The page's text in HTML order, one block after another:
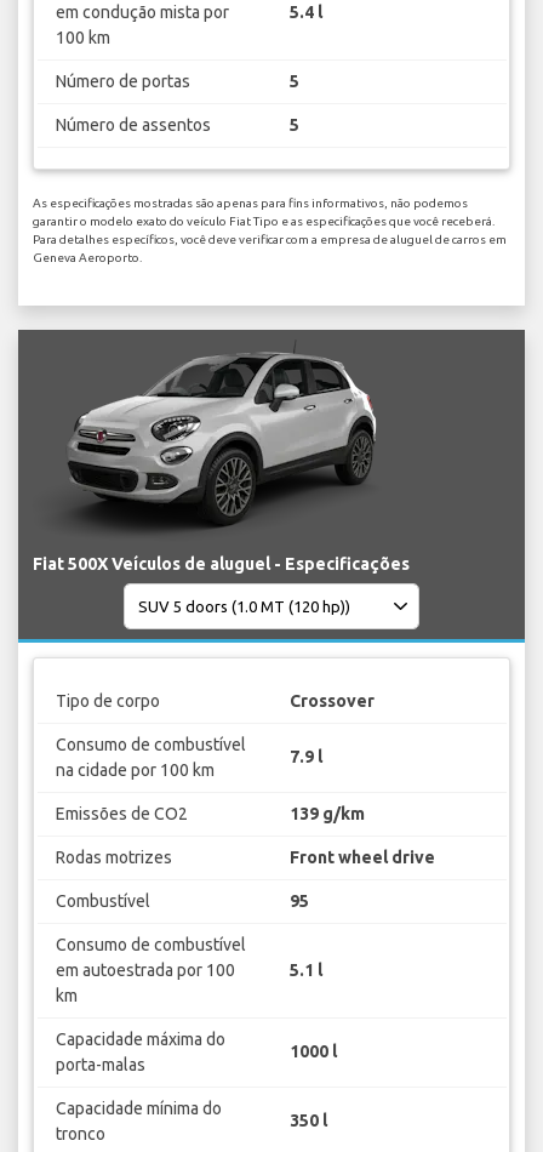
em condução mista por
100 km
5.4 l
Número de portas 5
Número de assentos 5
As especificações mostradas são apenas para fins informativos, não podemos
garantir o modelo exato do veículo Fiat Tipo e as especificações que você receberá.
Para detalhes específicos, você deve verificar com a empresa de aluguel de carros em
Geneva Aeroporto.
Fiat 500X Veículos de aluguel - Especificações
Tipo de corpo Crossover
Consumo de combustível
na cidade por 100 km
7.9 l
Emissões de CO2 139 g/km
Rodas motrizes Front wheel drive
Combustível 95
Consumo de combustível
em autoestrada por 100
km
5.1 l
Capacidade máxima do
porta-malas
1000 l
Capacidade mínima do
tronco
350 l